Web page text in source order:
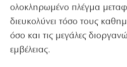
ολοκληρωμένο πλέγμα
διευκολύνει τόσο τους
όσο και τις μεγάλες
εμβέλειας.